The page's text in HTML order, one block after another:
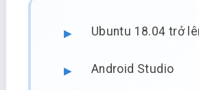
Ubuntu 18.04 trở
Android Studio